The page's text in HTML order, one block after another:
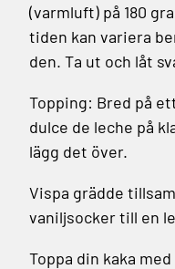
(varmluft) på 180
tiden kan variera
den. Ta ut och låt
Topping: Bred på
dulce de leche på
lägg det över.
Vispa grädde
vaniljsocker till en
Toppa din kaka